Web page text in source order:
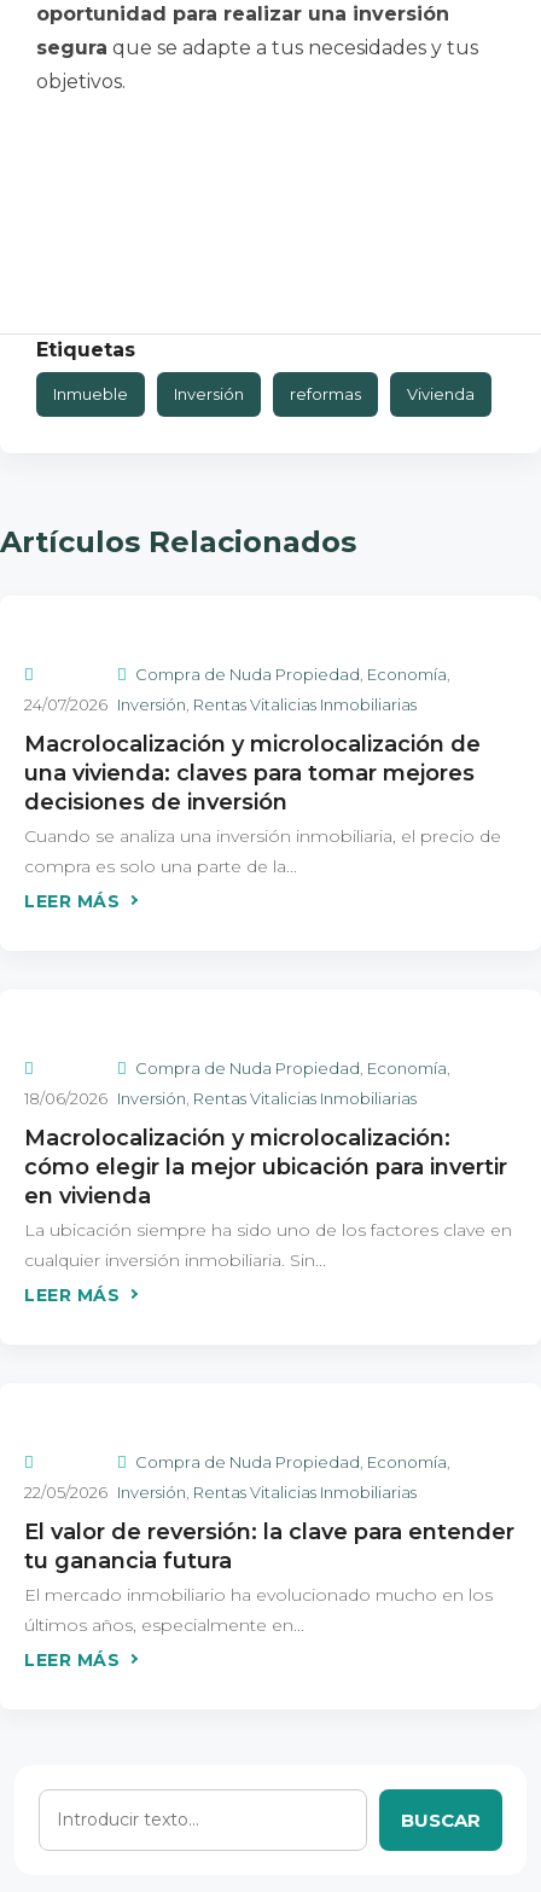
oportunidad para realizar una inversión
segura que se adapte a tus necesidades y tus
objetivos.
Etiquetas
Inmueble Inversión reformas Vivienda
Artículos Relacionados
24/07/2026
Compra de Nuda Propiedad Economía
Inversión Rentas Vitalicias Inmobiliarias
Macrolocalización y microlocalización de
una vivienda: claves para tomar mejores
decisiones de inversión
Cuando se analiza una inversión inmobiliaria, el precio de
compra es solo una parte de la...
18/06/2026
Compra de Nuda Propiedad Economía
Inversión Rentas Vitalicias Inmobiliarias
Macrolocalización y microlocalización:
cómo elegir la mejor ubicación para invertir
en vivienda
La ubicación siempre ha sido uno de los factores clave en
cualquier inversión inmobiliaria. Sin...
22/05/2026
Compra de Nuda Propiedad Economía
Inversión Rentas Vitalicias Inmobiliarias
El valor de reversión: la clave para entender
tu ganancia futura
El mercado inmobiliario ha evolucionado mucho en los
últimos años, especialmente en...
BUSCAR